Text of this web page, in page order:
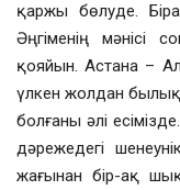
қаржы бөлуде.
Әңгіменің мәнісі
қояйын. Астана –
үлкен жолдан былық
болғаны әлі
дәрежедегі
жағынан бір-ақ